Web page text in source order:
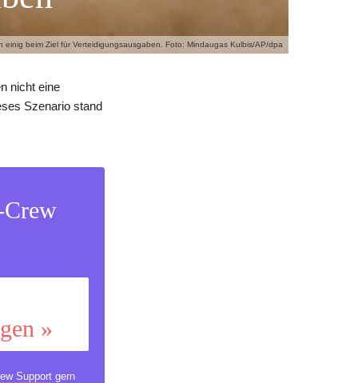
einig beim Ziel für Verteidigungsausgaben. Foto: Mindaugas Kulbis/AP/dpa
nicht eine
Szenario stand
»
Supportgern